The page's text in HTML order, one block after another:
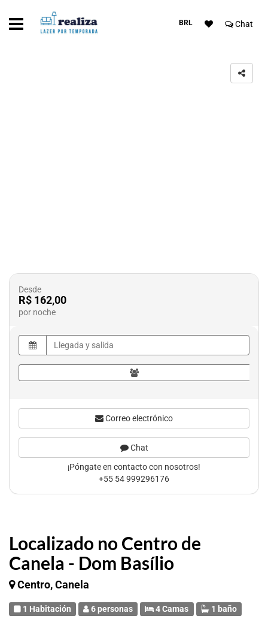
BRL Chat
Localizado no Centro de
Canela - Dom Basílio
Centro, Canela
1 Habitación 6 personas 4 Camas 1 baño
Desde
R$ 162,00
por noche
Correo electrónico
Chat
¡Póngate en contacto con nosotros!
+55 54 999296176